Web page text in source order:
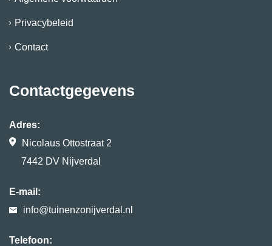
Privacybeleid
Contact
Contactgegevens
Adres:
Nicolaus Ottostraat 2
7442 DV Nijverdal
E-mail:
info@tuinenzonijverdal.nl
Telefoon: